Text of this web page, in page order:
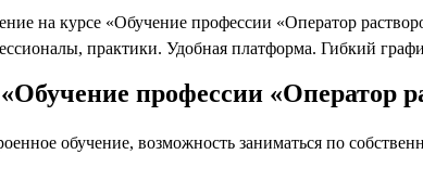
на курсе «Обучение профессии «Оператор
практики. Удобная платформа. Гибкий
профессии «Оператор
обучение, возможность заниматься по